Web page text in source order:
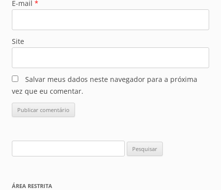
E-mail *
Site
Salvar meus dados neste navegador para a próxima
vez que eu comentar.
por:
ÁREA RESTRITA